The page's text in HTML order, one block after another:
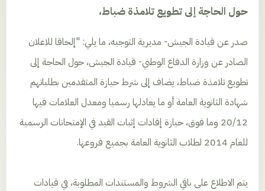
حول الحاجة إلى تطويع تلامذة ضباط،
صدر عن قيادة الجيش- مديرية التوجيه، ما يلي: "إلحاقا للاعلان
الصادر عن وزارة الدفاع الوطني- قيادة الجيش، حول الحاجة إلى
تطويع تلامذة ضباط، يضاف إلى شرط حيازة المتقدمين بطلباتهم
شهادة الثانوية العامة أو ما يعادلها رسميا ومعدل العلامات فيها
20/12 وما فوق، حيازة إفادات إثبات القيد في الإمتحانات الرسمية
للعام 2014 لطلاب الثانوية العامة بجميع فروعها.
يتم الاطلاع على باقي الشروط والمستندات المطلوبة، في قيادات